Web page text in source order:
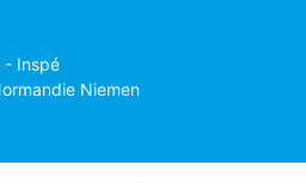
- Inspé
Niemen